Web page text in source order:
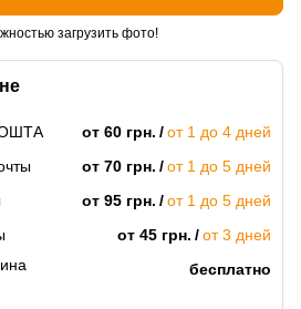
от 60 грн.
от 1 до 4 дней
от 70 грн.
от 1 до 5 дней
от 95 грн.
от 1 до 5 дней
от 45 грн.
от 3 дней
бесплатно
загрузить фото!